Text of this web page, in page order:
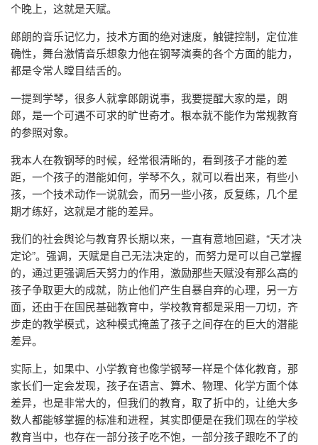
个晚上，这就是天赋。
郎朗的音乐记忆力，技术方面的绝对速度，触键控制，定位准
确性，舞台激情音乐想象力他在钢琴演奏的各个方面的能力，
都是令常人瞠目结舌的。
一提到学琴，很多人就拿郎朗说事，我要提醒大家的是，朗
郎，是一个可遇不可求的旷世奇才。根本就不能作为常规教育
的参照对象。
我本人在教钢琴的时候，经常很清晰的，看到孩子才能的差
距，一个孩子的潜能如何，学琴不久，就可以看出来，有些小
孩，一个技术动作一说就会，而另一些小孩，反复练，几个星
期才练好，这就是才能的差异。
我们的社会舆论与教育界长期以来，一直有意地回避，“天才决
定论”。强调，天赋是自己无法决定的，而努力是可以自己掌握
的，通过更强调后天努力的作用，激励那些天赋没有那么高的
孩子争取更大的成就，防止他们产生自暴自弃的心理，另一方
面，还由于在国民基础教育中，学校教育都是采用一刀切，齐
步走的教学模式，这种模式掩盖了孩子之间存在的巨大的潜能
差异。
实际上，如果中、小学教育也像学钢琴一样是个体化教育，那
家长们一定会发现，孩子在语言、算术、物理、化学方面个体
差异，也是非常大的，但我们的教育，取了折中的，让绝大多
数人都能够掌握的标准和进程，其实即便是在我们现在的学校
教育当中，也存在一部分孩子吃不饱，一部分孩子跟吃不了的